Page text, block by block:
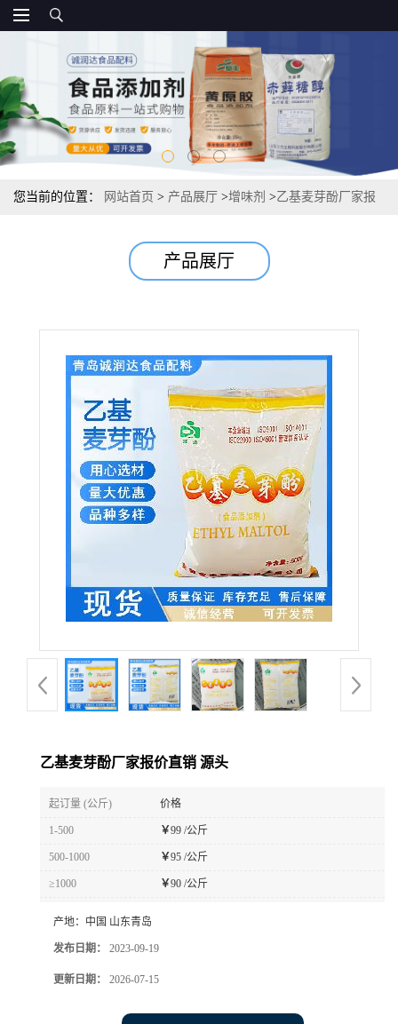
您当前的位置： 网站首页 > 产品展厅 >增味剂 >乙基麦芽酚厂家报
产品展厅
乙基麦芽酚厂家报价直销 源头
起订量 (公斤) 价格
1-500 ￥99 /公斤
500-1000 ￥95 /公斤
≥1000 ￥90 /公斤
产地： 中国 山东青岛
发布日期： 2023-09-19
更新日期： 2026-07-15